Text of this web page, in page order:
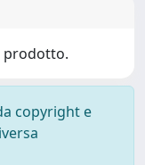
prodotto.
copyright e